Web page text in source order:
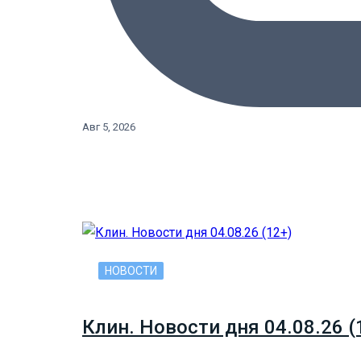
Авг 5, 2026
НОВОСТИ
Клин. Новости дня 04.08.26